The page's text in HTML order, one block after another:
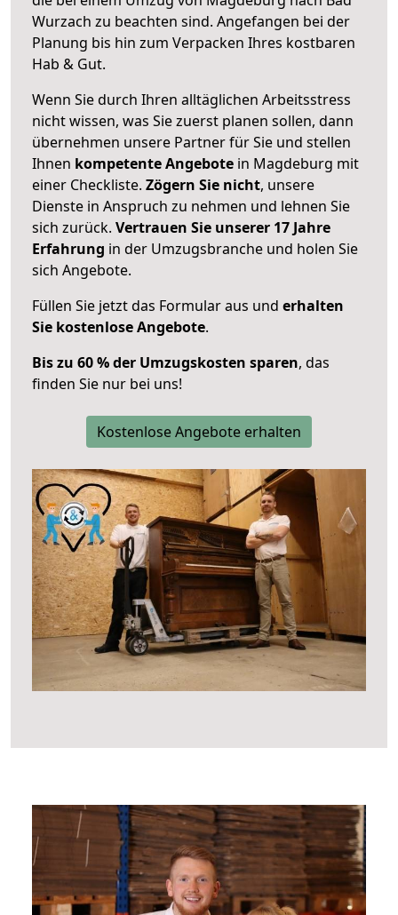
Wurzach zu beachten sind. Angefangen bei der
Planung bis hin zum Verpacken Ihres kostbaren
Hab & Gut.
Wenn Sie durch Ihren alltäglichen Arbeitsstress
nicht wissen, was Sie zuerst planen sollen, dann
übernehmen unsere Partner für Sie und stellen
Ihnen kompetente Angebote in Magdeburg mit
einer Checkliste. Zögern Sie nicht, unsere
Dienste in Anspruch zu nehmen und lehnen Sie
sich zurück. Vertrauen Sie unserer 17 Jahre
Erfahrung in der Umzugsbranche und holen Sie
sich Angebote.
Füllen Sie jetzt das Formular aus und erhalten
Sie kostenlose Angebote.
Bis zu 60 % der Umzugskosten sparen, das
finden Sie nur bei uns!
Kostenlose Angebote erhalten